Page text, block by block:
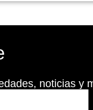
noticias y